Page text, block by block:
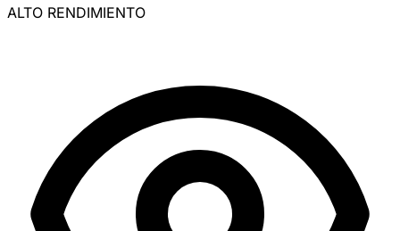
ALTO RENDIMIENTO